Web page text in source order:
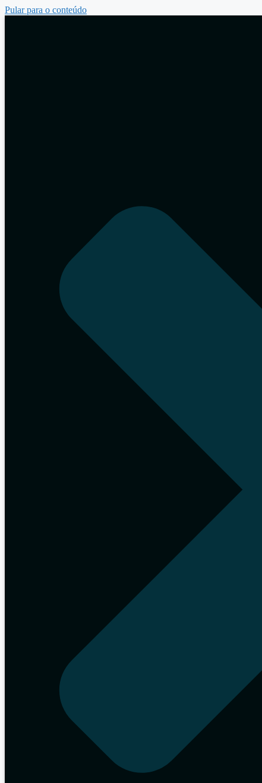
Pular para o conteúdo